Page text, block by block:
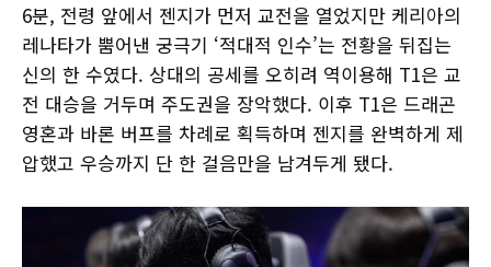
6분, 전령 앞에서 젠지가 먼저 교전을 열었지만 케리아의
레나타가 뿜어낸 궁극기 ‘적대적 인수’는 전황을 뒤집는
신의 한 수였다. 상대의 공세를 오히려 역이용해 T1은 교
전 대승을 거두며 주도권을 장악했다. 이후 T1은 드래곤
영혼과 바론 버프를 차례로 획득하며 젠지를 완벽하게 제
압했고 우승까지 단 한 걸음만을 남겨두게 됐다.